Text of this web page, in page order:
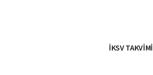
İKSV TAKVİMİ